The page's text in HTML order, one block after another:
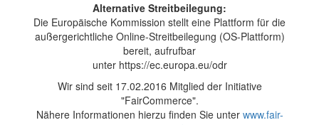
Alternative Streitbeilegung:
Die Europäische Kommission stellt eine Plattform für die
außergerichtliche Online-Streitbeilegung (OS-Plattform)
bereit, aufrufbar
unter https://ec.europa.eu/odr
Wir sind seit 17.02.2016 Mitglied der Initiative
"FairCommerce".
Nähere Informationen hierzu finden Sie unter www.fair-